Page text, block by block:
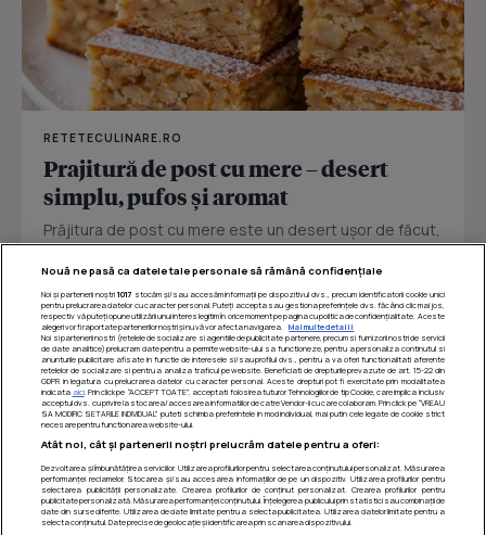
RETETECULINARE.RO
Prajitură de post cu mere – desert
simplu, pufos și aromat
Prăjitura de post cu mere este un desert ușor de făcut,
sau...
Nouă ne pasă ca datele tale personale să rămână confidențiale
Noi și partenerii noștri 1017 stocăm și/sau accesăm informații pe dispozitivul dvs., precum identificatorii cookie unici
pentru prelucrarea datelor cu caracter personal. Puteți accepta sau gestiona preferințele dvs. făcând clic mai jos,
respectiv vă puteți opune utilizării unui interes legitim în orice moment pe pagina cu politica de confidențialitate. Aceste
alegeri vor fi raportate partenerilor noștri și nu vă vor afecta navigarea.
Mai multe detalii
Noi si partenerii nostri (retelele de socializare si agentiile de publicitate partenere, precum si furnizorii nostri de servicii
de date analitice) prelucram date pentru a permite website-ului sa functioneze, pentru a personaliza continutul si
anunturile publicitare afisate in functie de interesele si/sau profilul dvs., pentru a va oferi functionalitati aferente
retelelor de socializare si pentru a analiza traficul pe website. Beneficiati de drepturile prevazute de art. 15-22 din
GDPR in legatura cu prelucrarea datelor cu caracter personal. Aceste drepturi pot fi exercitate prin modalitatea
indicata aici. Prin click pe “ACCEPT TOATE”, acceptati folosirea tuturor Tehnologiilor de tip Cookie, care implica inclusiv
acceptul dvs. cu privire la stocarea/accesarea informatiilor de catre Vendor-ii cu care colaboram. Prin click pe “VREAU
SA MODIFIC SETARILE INDIVIDUAL” puteti schimba preferintele in mod individual, mai putin cele legate de cookie strict
necesare pentru functionarea website-ului.
Atât noi, cât și partenerii noștri prelucrăm datele pentru a oferi:
Dezvoltarea și îmbunătățirea serviciilor. Utilizarea profilurilor pentru selectarea conținutului personalizat. Măsurarea
performanței reclamelor. Stocarea și/sau accesarea informațiilor de pe un dispozitiv. Utilizarea profilurilor pentru
selectarea publicității personalizate. Crearea profilurilor de conținut personalizat. Crearea profilurilor pentru
publicitate personalizată. Măsurarea performanței conținutului. Înțelegerea publicului prin statistici sau combinații de
date din surse diferite. Utilizarea de date limitate pentru a selecta publicitatea. Utilizarea datelor limitate pentru a
selecta conținutul. Date precise de geolocație și identificarea prin scanarea dispozitivului.